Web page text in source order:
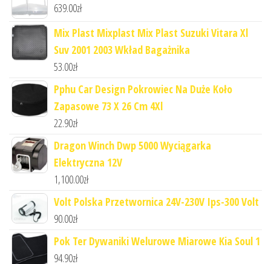
639.00zł
Mix Plast Mixplast Mix Plast Suzuki Vitara Xl
Suv 2001 2003 Wkład Bagażnika
53.00zł
Pphu Car Design Pokrowiec Na Duże Koło
Zapasowe 73 X 26 Cm 4Xl
22.90zł
Dragon Winch Dwp 5000 Wyciągarka
Elektryczna 12V
1,100.00zł
Volt Polska Przetwornica 24V-230V Ips-300 Volt
90.00zł
Pok Ter Dywaniki Welurowe Miarowe Kia Soul 1
94.90zł